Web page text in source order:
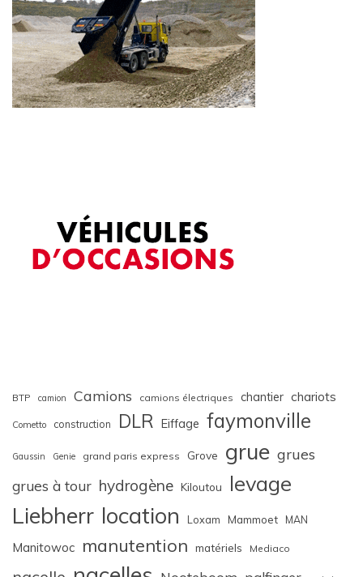
BTP camion Camions camions électriques chantier chariots
Cometto construction DLR Eiffage faymonville
Gaussin Genie grand paris express Grove grue grues
grues à tour hydrogène Kiloutou levage
Liebherr location Loxam Mammoet MAN
Manitowoc manutention matériels Mediaco